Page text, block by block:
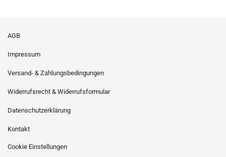
AGB
Impressum
Versand- & Zahlungsbedingungen
Widerrufsrecht & Widerrufsformular
Datenschutzerklärung
Kontakt
Cookie Einstellungen